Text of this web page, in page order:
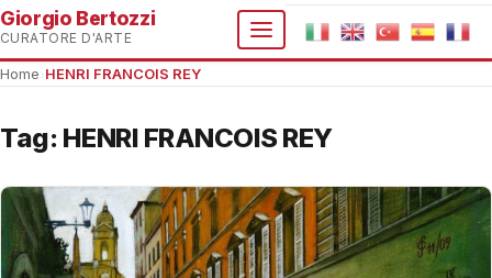
Giorgio Bertozzi
CURATORE D'ARTE
Home HENRI FRANCOIS REY
Tag: HENRI FRANCOIS REY